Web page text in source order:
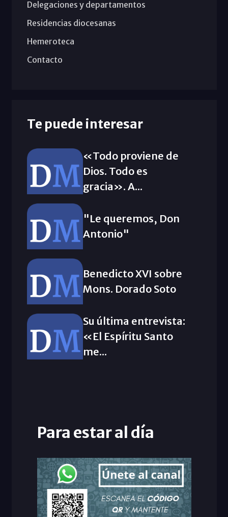
Delegaciones y departamentos
Residencias diocesanas
Hemeroteca
Contacto
Te puede interesar
«Todo proviene de
Dios. Todo es
gracia». A...
"Le queremos, Don
Antonio"
Benedicto XVI sobre
Mons. Dorado Soto
Su última entrevista:
«El Espíritu Santo
me...
Para estar al día